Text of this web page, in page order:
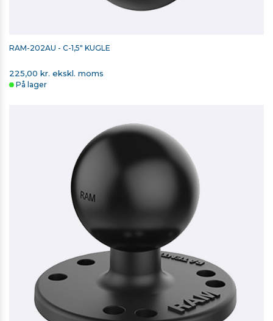
RAM-202AU - C-1,5" KUGLE
225,00 kr. ekskl. moms
På lager